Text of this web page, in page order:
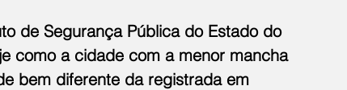
de Segurança Pública do Estado do
como a cidade com a menor mancha
bem diferente da registrada em